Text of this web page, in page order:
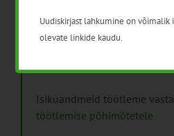
Isikuandmeid töötleme
töötlemise põhimõtetele
Uudiskirjast lahkumine on võimalik
olevate linkide kaudu.